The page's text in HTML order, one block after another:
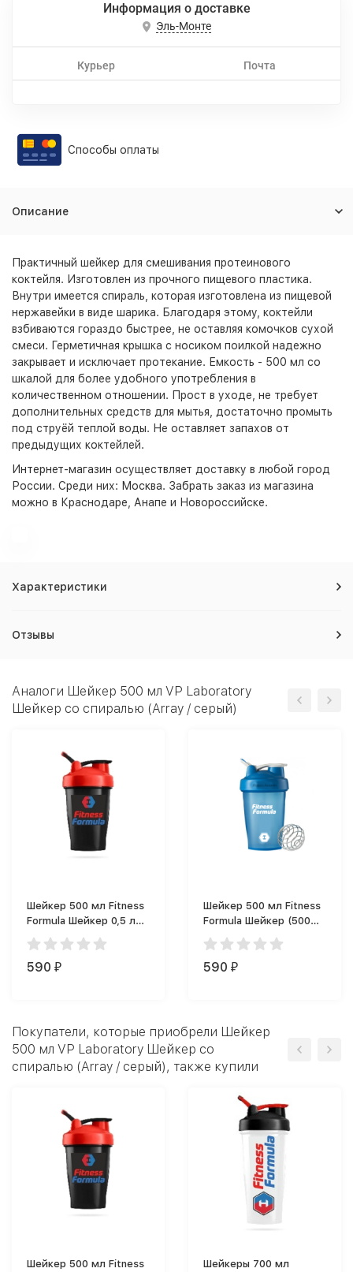
Информация о доставке
Эль-Монте
Курьер Почта
Способы оплаты
Описание
Практичный шейкер для смешивания протеинового
коктейля. Изготовлен из прочного пищевого пластика.
Внутри имеется спираль, которая изготовлена из пищевой
нержавейки в виде шарика. Благодаря этому, коктейли
взбиваются гораздо быстрее, не оставляя комочков сухой
смеси. Герметичная крышка с носиком поилкой надежно
закрывает и исключает протекание. Емкость - 500 мл со
шкалой для более удобного употребления в
количественном отношении. Прост в уходе, не требует
дополнительных средств для мытья, достаточно промыть
под струёй теплой воды. Не оставляет запахов от
предыдущих коктейлей.
Интернет-магазин осуществляет доставку в любой город
России. Среди них: Москва. Забрать заказ из магазина
можно в Краснодаре, Анапе и Новороссийске.
Характеристики
Отзывы
Аналоги Шейкер 500 мл VP Laboratory
Шейкер со спиралью (Array / серый)
Шейкер 500 мл Fitness
Formula Шейкер 0,5 л
(500 мл)
590 ₽
Шейкер 500 мл Fitness
Formula Шейкер (500
мл)
590 ₽
Покупатели, которые приобрели Шейкер
500 мл VP Laboratory Шейкер со
спиралью (Array / серый), также купили
Шейкер 500 мл Fitness
Шейкеры 700 мл